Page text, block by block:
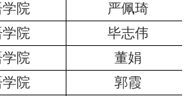
院
严佩琦
院
毕志伟
院
董娟
院
郭霞